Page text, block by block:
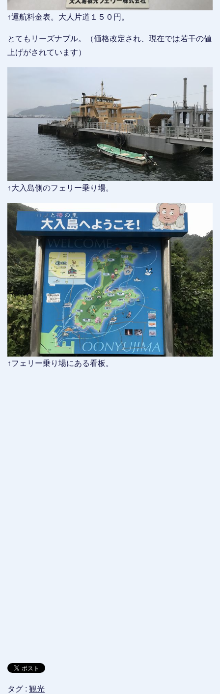
↑運航料金表。大人片道１５０円。
とてもリーズナブル。（価格改定され、現在では若干の値
上げがされています）
↑大入島側のフェリー乗り場。
↑フェリー乗り場にある看板。
タグ : 観光